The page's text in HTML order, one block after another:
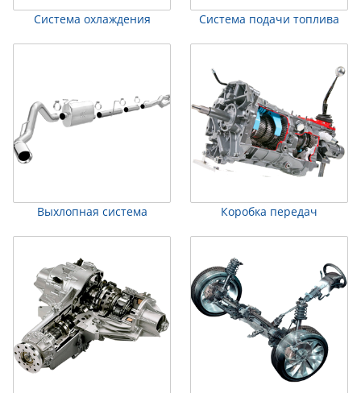
Система охлаждения Система подачи топлива
Выхлопная система Коробка передач